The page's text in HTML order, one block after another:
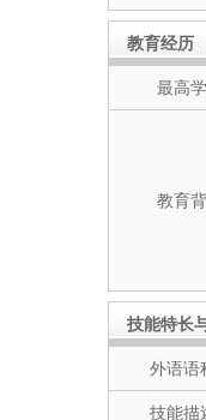
教育经历
最高
教育
技能特长
外语语
技能描